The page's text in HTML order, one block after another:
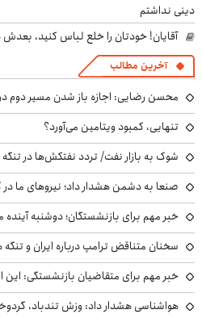
دینی نداشتم
آقایان! خودتان را خلع لباس کنید،
آخرین مطالب
محسن رضایی: اجازه باز شدن مسیر دوم در
تنهایی، کمبود ویتامین می‌آورد؟
شوک به بازار نفت/ تردد نفتکش‌ها در تنگه هرمز ۹۰ درصد
صنعا به دشمن هشدار داد؛ نیروهای ما
خبر مهم برای بازنشستگان؛ دوشنبه آینده
سخنان متناقض ترامپ درباره ایران و
خبر مهم برای متقاضیان بازنشستگی: این افراد باید ۵ سال
هواشناسی هشدار داد: وزش تندباد، گردوخاک و